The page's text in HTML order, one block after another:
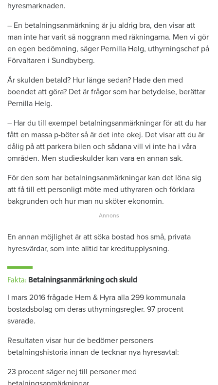
hyresmarknaden.
– En betalningsanmärkning är ju aldrig bra, den visar att
man inte har varit så noggrann med räkningarna. Men vi gör
en egen bedömning, säger Pernilla Helg, uthyrningschef på
Förvaltaren i Sundbyberg.
Är skulden betald? Hur länge sedan? Hade den med
boendet att göra? Det är frågor som har betydelse, berättar
Pernilla Helg.
– Har du till exempel betalningsanmärkningar för att du har
fått en massa p-böter så är det inte okej. Det visar att du är
dålig på att parkera bilen och sådana vill vi inte ha i våra
områden. Men studieskulder kan vara en annan sak.
För den som har betalningsanmärkningar kan det löna sig
att få till ett personligt möte med uthyraren och förklara
bakgrunden och hur man nu sköter ekonomin.
En annan möjlighet är att söka bostad hos små, privata
hyresvärdar, som inte alltid tar kreditupplysning.
Fakta: Betalningsanmärkning och skuld
I mars 2016 frågade Hem & Hyra alla 299 kommunala
bostadsbolag om deras uthyrningsregler. 97 procent
svarade.
Resultaten visar hur de bedömer personers
betalningshistoria innan de tecknar nya hyresavtal:
23 procent säger nej till personer med